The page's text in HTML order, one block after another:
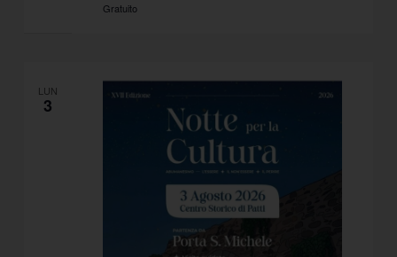
Gratuito
LUN
3